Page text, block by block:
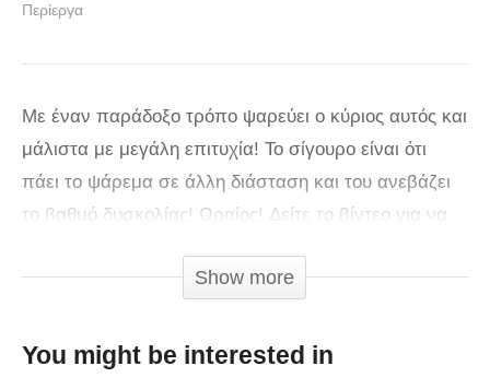
Περίεργα
Με έναν παράδοξο τρόπο ψαρεύει ο κύριος αυτός και
μάλιστα με μεγάλη επιτυχία! Το σίγουρο είναι ότι
πάει το ψάρεμα σε άλλη διάσταση και του ανεβάζει
το βαθμό δυσκολίας! Ωραίος! Δείτε το βίντεο για να
Show more
You might be interested in